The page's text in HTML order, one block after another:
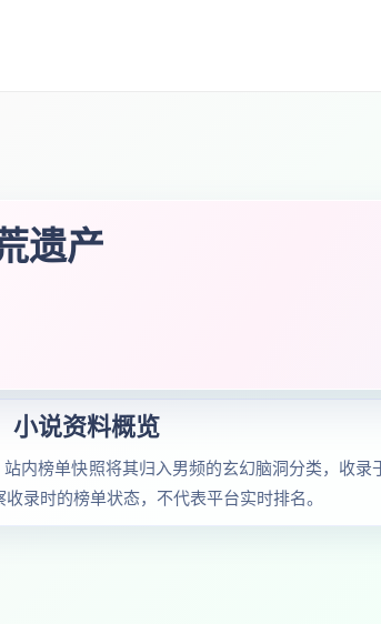
遗产
小说资料概览
内榜单快照将其归入男频的玄幻脑洞分类，收录
录时的榜单状态，不代表平台实时排名。